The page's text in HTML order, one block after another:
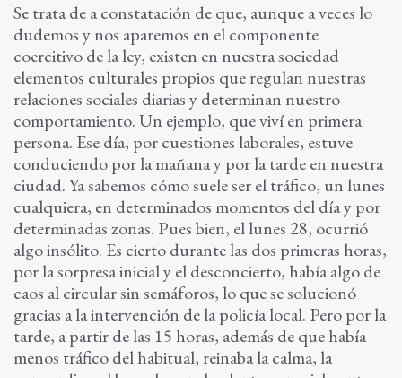
Se trata de a constatación de que, aunque a veces lo
dudemos y nos aparemos en el componente
coercitivo de la ley, existen en nuestra sociedad
elementos culturales propios que regulan nuestras
relaciones sociales diarias y determinan nuestro
comportamiento. Un ejemplo, que viví en primera
persona. Ese día, por cuestiones laborales, estuve
conduciendo por la mañana y por la tarde en nuestra
ciudad. Ya sabemos cómo suele ser el tráfico, un lunes
cualquiera, en determinados momentos del día y por
determinadas zonas. Pues bien, el lunes 28, ocurrió
algo insólito. Es cierto durante las dos primeras horas,
por la sorpresa inicial y el desconcierto, había algo de
caos al circular sin semáforos, lo que se solucionó
gracias a la intervención de la policía local. Pero por la
tarde, a partir de las 15 horas, además de que había
menos tráfico del habitual, reinaba la calma, la